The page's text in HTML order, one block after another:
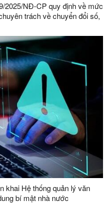
2025/NĐ-CP quy định về mức
trách về chuyển đổi số,
khai Hệ thống quản lý văn
bí mật nhà nước